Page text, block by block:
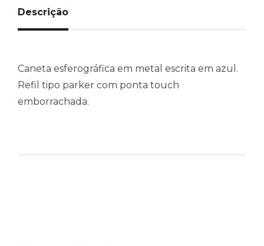
Descrição
Caneta esferográfica em metal escrita em azul.
Refil tipo parker com ponta touch
emborrachada.